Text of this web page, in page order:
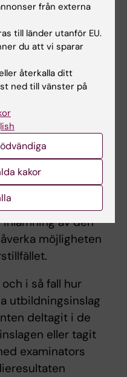
9,5 hp
skriftliga
redovisningar
grupparbeten.
hela kursen krävs
Introduktion
i momentet
etik.
kan
ges för att uppnå
av den
möjligheten
i så fall hur
utbildningsinslag
deltagit i de
eller tagit
examinators
från externa
till länder utanför EU.
du att vi sparar
återkalla ditt
ned till vänster på
kakor